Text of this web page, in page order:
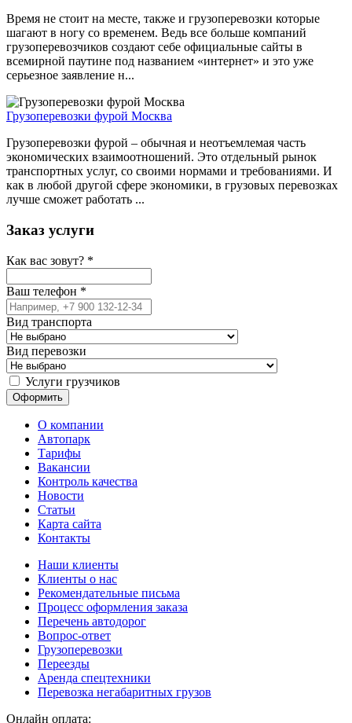
Время не стоит на месте, также и грузоперевозки которые
шагают в ногу со временем. Ведь все больше компаний
грузоперевозчиков создают себе официальные сайты в
всемирной паутине под названием «интернет» и это уже
серьезное заявление н...
Грузоперевозки фурой Москва
Грузоперевозки фурой – обычная и неотъемлемая часть
экономических взаимоотношений. Это отдельный рынок
транспортных услуг, со своими нормами и требованиями. И
как в любой другой сфере экономики, в грузовых перевозках
лучше сможет работать ...
Заказ услуги
Как вас зовут? *
Ваш телефон *
Вид транспорта
Вид перевозки
Услуги грузчиков
О компании
Автопарк
Тарифы
Вакансии
Контроль качества
Новости
Статьи
Карта сайта
Контакты
Наши клиенты
Клиенты о нас
Рекомендательные письма
Процесс оформления заказа
Перечень автодорог
Вопрос-ответ
Грузоперевозки
Переезды
Аренда спецтехники
Перевозка негабаритных грузов
Онлайн оплата: